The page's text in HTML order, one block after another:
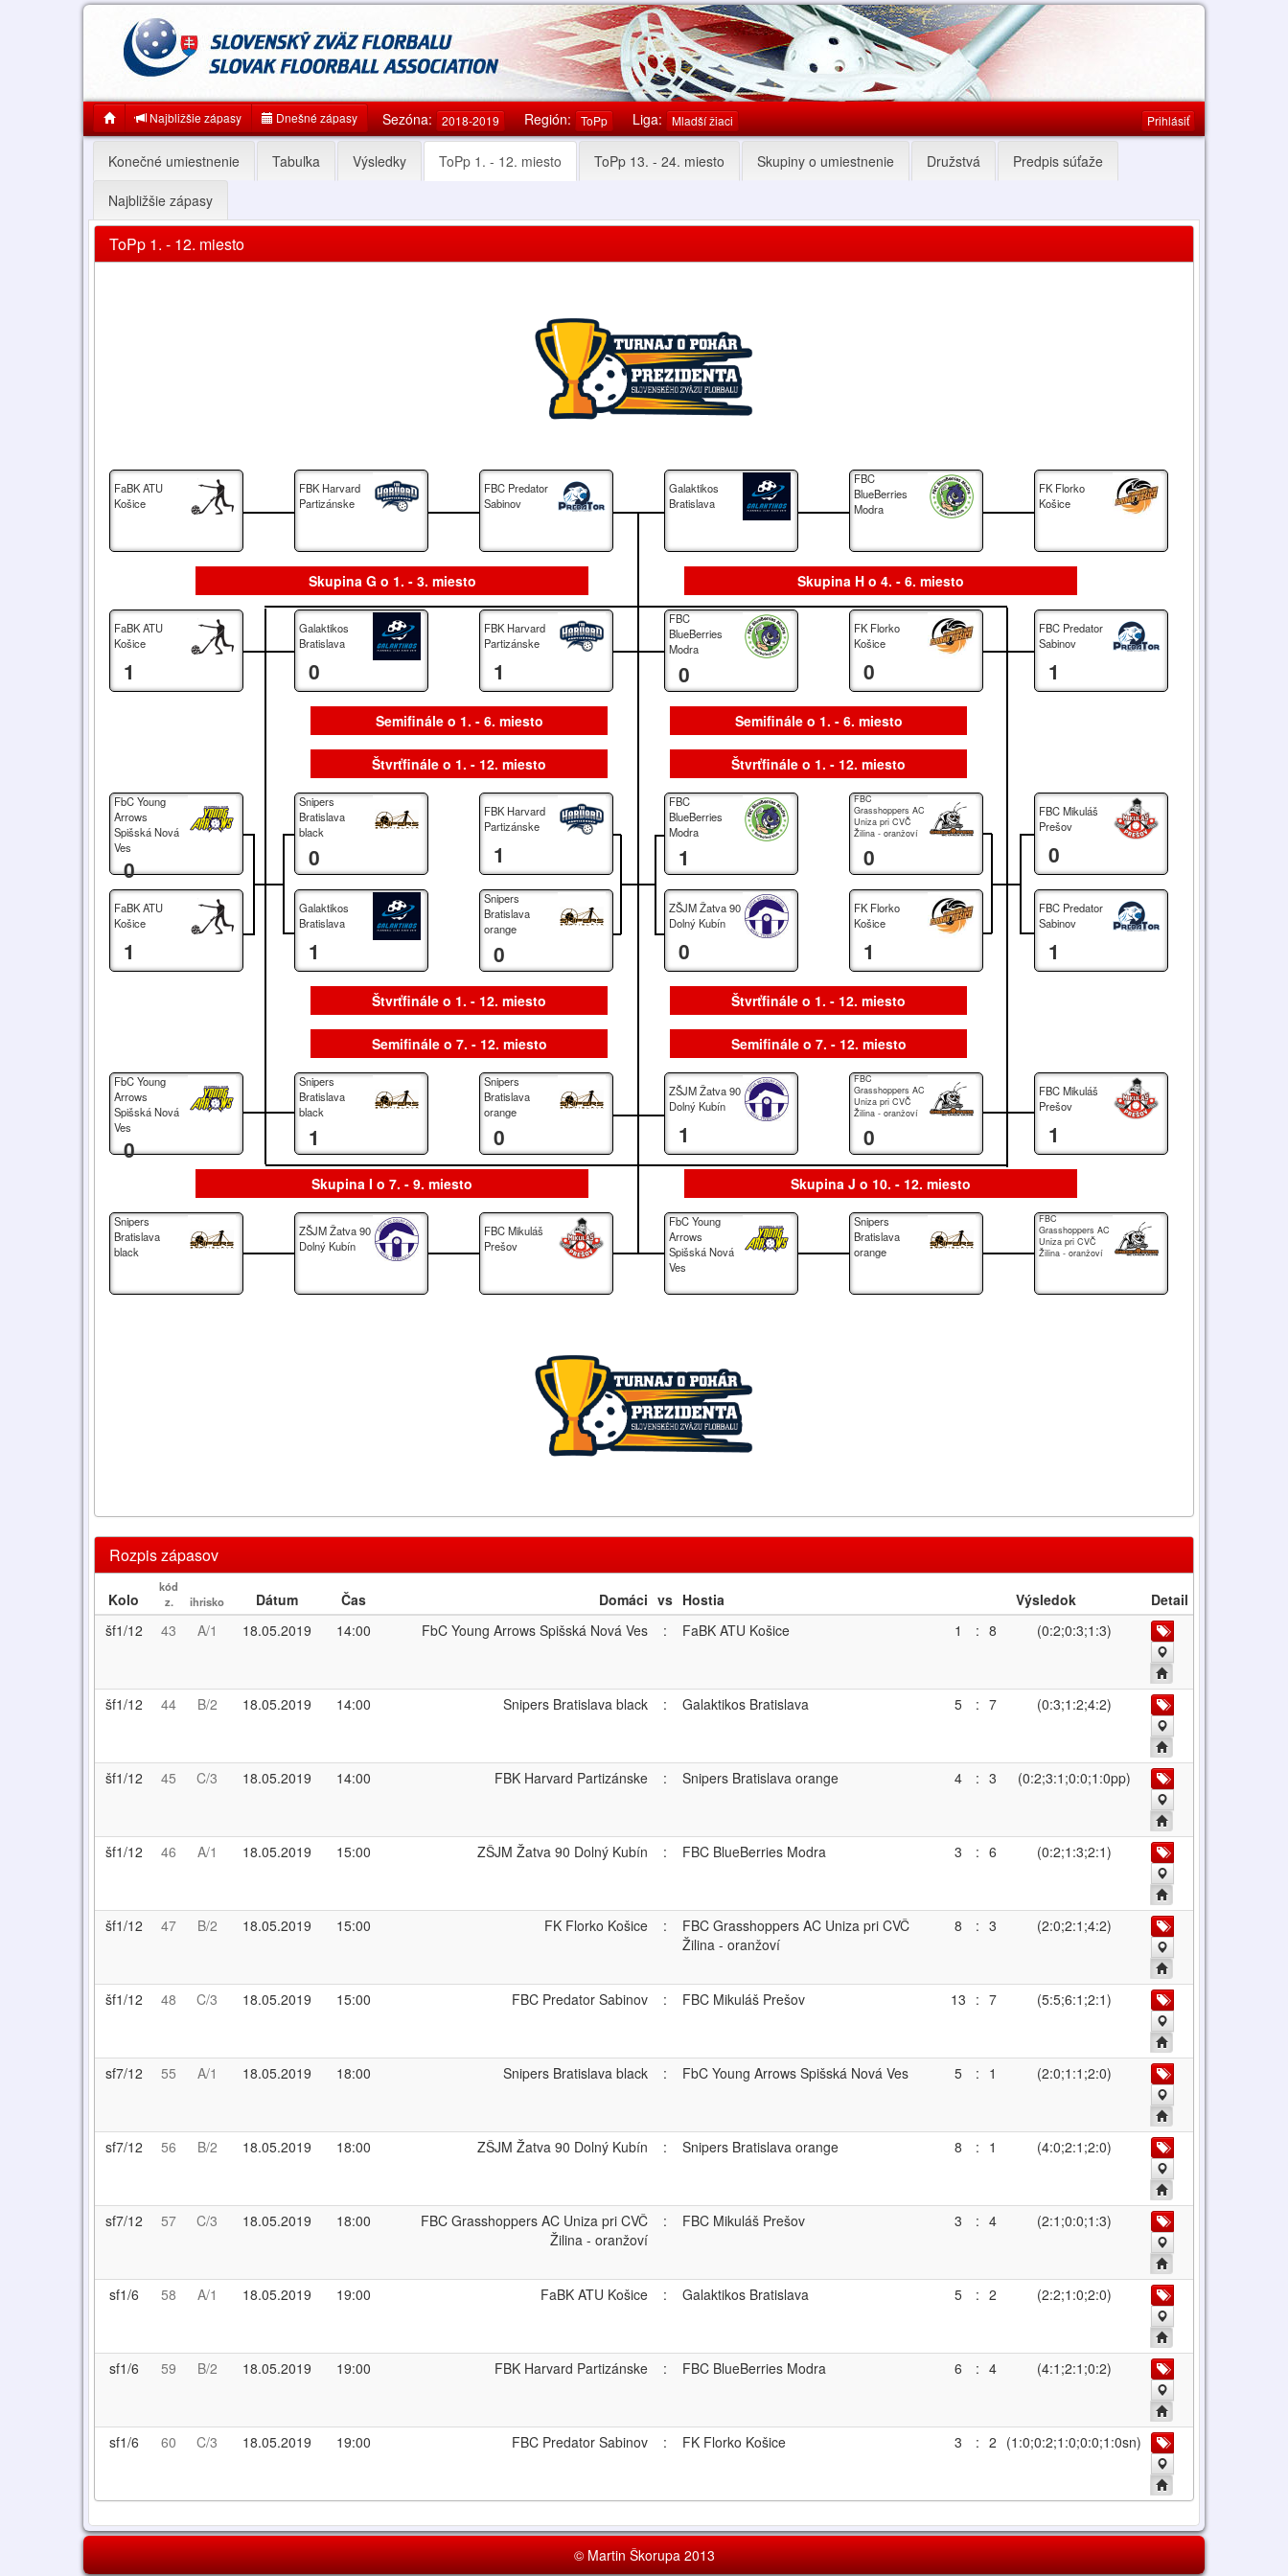
Najbližšie zápasy Dnešné zápasy Sezóna: 2018-2019 Región: ToPp Liga: Mladší žiaci Prihlásiť
Konečné umiestnenie Tabuľka Výsledky ToPp 1. - 12. miesto ToPp 13. - 24. miesto Skupiny o umiestnenie Družstvá Predpis súťaže
Najbližšie zápasy
ToPp 1. - 12. miesto
FaBK ATU
Košice
FBK Harvard
Partizánske
FBC Predator
Sabinov
Galaktikos
Bratislava
FBC
BlueBerries
Modra
FK Florko
Košice
Skupina G o 1. - 3. miesto Skupina H o 4. - 6. miesto
FaBK ATU
Košice
1
Galaktikos
Bratislava
0
FBK Harvard
Partizánske
1
FBC
BlueBerries
Modra
0
FK Florko
Košice
0
FBC Predator
Sabinov
1
Semifinále o 1. - 6. miesto Semifinále o 1. - 6. miesto
Štvrťfinále o 1. - 12. miesto Štvrťfinále o 1. - 12. miesto
FbC Young
Arrows
Spišská Nová
Ves
0
Snipers
Bratislava
black
0
FBK Harvard
Partizánske
1
FBC
BlueBerries
Modra
1
FBC
Grasshoppers AC
Uniza pri CVČ
Žilina - oranžoví
0
FBC Mikuláš
Prešov
0
FaBK ATU
Košice
1
Galaktikos
Bratislava
1
Snipers
Bratislava
orange
0
ZŠJM Žatva 90
Dolný Kubín
0
FK Florko
Košice
1
FBC Predator
Sabinov
1
Štvrťfinále o 1. - 12. miesto Štvrťfinále o 1. - 12. miesto
Semifinále o 7. - 12. miesto Semifinále o 7. - 12. miesto
FbC Young
Arrows
Spišská Nová
Ves
0
Snipers
Bratislava
black
1
Snipers
Bratislava
orange
0
ZŠJM Žatva 90
Dolný Kubín
1
FBC
Grasshoppers AC
Uniza pri CVČ
Žilina - oranžoví
0
FBC Mikuláš
Prešov
1
Skupina I o 7. - 9. miesto Skupina J o 10. - 12. miesto
Snipers
Bratislava
black
ZŠJM Žatva 90
Dolný Kubín
FBC Mikuláš
Prešov
FbC Young
Arrows
Spišská Nová
Ves
Snipers
Bratislava
orange
FBC
Grasshoppers AC
Uniza pri CVČ
Žilina - oranžoví
Rozpis zápasov
Kolo
kód
z.
ihrisko Dátum Čas Domáci vs Hostia Výsledok
Detail
šf1/12
43 A/1 18.05.2019 14:00 FbC Young Arrows Spišská Nová Ves : FaBK ATU Košice 1 : 8 (0:2;0:3;1:3)
šf1/12 44 B/2 18.05.2019 14:00 Snipers Bratislava black : Galaktikos Bratislava 5 : 7 (0:3;1:2;4:2)
šf1/12 45 C/3 18.05.2019 14:00 FBK Harvard Partizánske : Snipers Bratislava orange 4 : 3 (0:2;3:1;0:0;1:0pp)
šf1/12 46 A/1 18.05.2019 15:00 ZŠJM Žatva 90 Dolný Kubín : FBC BlueBerries Modra 3 : 6 (0:2;1:3;2:1)
šf1/12 47 B/2 18.05.2019 15:00 FK Florko Košice :
FBC Grasshoppers AC Uniza pri CVČ
Žilina - oranžoví
8 : 3 (2:0;2:1;4:2)
šf1/12 48 C/3 18.05.2019 15:00 FBC Predator Sabinov : FBC Mikuláš Prešov 13 : 7 (5:5;6:1;2:1)
sf7/12 55 A/1 18.05.2019 18:00 Snipers Bratislava black : FbC Young Arrows Spišská Nová Ves 5 : 1 (2:0;1:1;2:0)
sf7/12 56 B/2 18.05.2019 18:00 ZŠJM Žatva 90 Dolný Kubín : Snipers Bratislava orange 8 : 1 (4:0;2:1;2:0)
sf7/12 57 C/3 18.05.2019 18:00
FBC Grasshoppers AC Uniza pri CVČ
Žilina - oranžoví
: FBC Mikuláš Prešov 3 : 4 (2:1;0:0;1:3)
sf1/6 58 A/1 18.05.2019 19:00 FaBK ATU Košice : Galaktikos Bratislava 5 : 2 (2:2;1:0;2:0)
sf1/6 59 B/2 18.05.2019 19:00 FBK Harvard Partizánske : FBC BlueBerries Modra 6 : 4 (4:1;2:1;0:2)
sf1/6 60 C/3 18.05.2019 19:00 FBC Predator Sabinov : FK Florko Košice 3 : 2 (1:0;0:2;1:0;0:0;1:0sn)
© Martin Škorupa 2013